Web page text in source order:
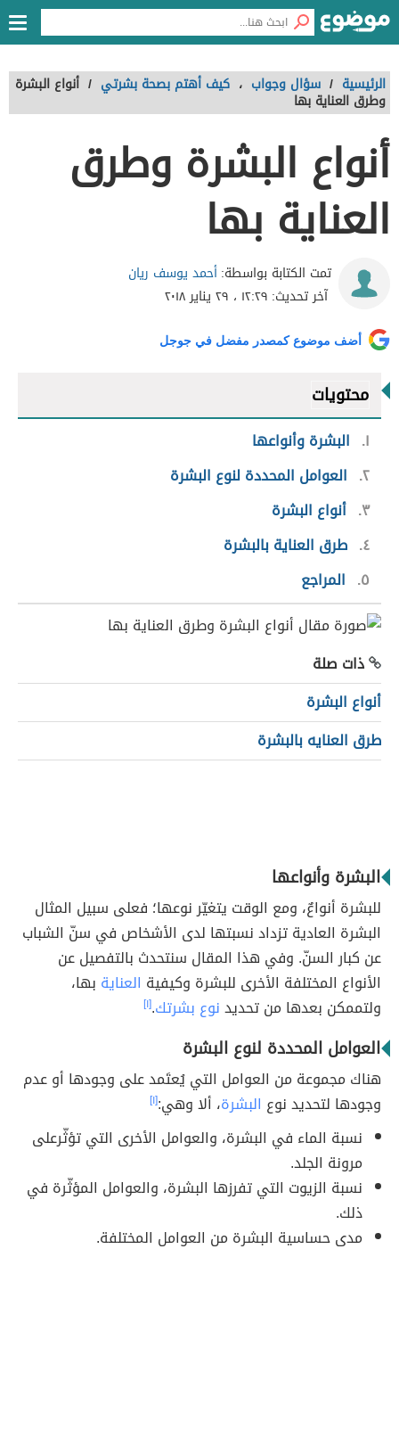
الرئيسية / سؤال وجواب ، كيف أهتم بصحة بشرتي / أنواع البشرة
وطرق العناية بها
أنواع البشرة وطرق
العناية بها
تمت الكتابة بواسطة:أحمد يوسف ريان
آخر تحديث: ١٢:٢٩ ، ٢٩ يناير ٢٠١٨
أضف موضوع كمصدر مفضل في جوجل
محتويات
١
البشرة وأنواعها
٢ العوامل المحددة لنوع البشرة
٣ أنواع البشرة
٤ طرق العناية بالبشرة
٥
المراجع
ذات صلة
أنواع البشرة
طرق العنايه بالبشرة
البشرة وأنواعها
للبشرة أنواعٌ، ومع الوقت يتغيّر نوعها؛ فعلى سبيل المثال
البشرة العادية تزداد نسبتها لدى الأشخاص في سنّ الشباب
عن كبار السنّ. وفي هذا المقال سنتحدث بالتفصيل عن
الأنواع المختلفة الأخرى للبشرة وكيفية العناية بها،
ولتممكن بعدها من تحديدنوع بشرتك.[١]
العوامل المحددة لنوع البشرة
هناك مجموعة من العوامل التي يُعتَمد على وجودها أو عدم
وجودها لتحديد نوع البشرة، ألا وهي:[١]
نسبة الماء في البشرة، والعوامل الأخرى التي تؤثّرعلى
مرونة الجلد.
نسبة الزيوت التي تفرزها البشرة، والعوامل المؤثّرة في
ذلك.
مدى حساسية البشرة من العوامل المختلفة.